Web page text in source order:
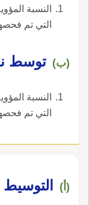
وذلك في
وليس نصبه
كذلك وسَط؟
بين، فافهم
وتقول قمت
الغُرباء ف
واسِطيّ، فمن
النسبة
التي تم
(ب) توسط
النسبة
التي تم
(أ) التوسيط